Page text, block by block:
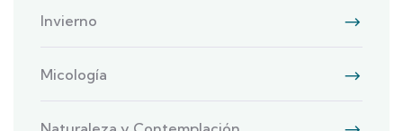
Invierno
Micología